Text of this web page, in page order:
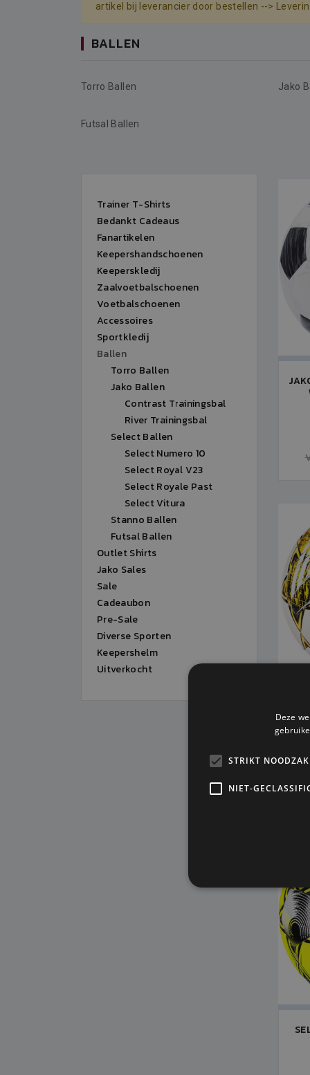
artikel bij leverancier door bestellen -->
BALLEN
Torro Ballen Jako
Futsal Ballen
Trainer T-Shirts
Bedankt Cadeaus
Fanartikelen
Keepershandschoenen
Keeperskledij
Zaalvoetbalschoenen
Voetbalschoenen
Accessoires
Sportkledij
Ballen
Torro Ballen
Jako Ballen
Contrast Trainingsbal
River Trainingsbal
Select Ballen
Select Numero 10
Select Royal V23
Select Royale Past
Select Vitura
Stanno Ballen
Futsal Ballen
Outlet Shirts
Jako Sales
Sale
Cadeaubon
Pre-Sale
Diverse Sporten
Keepershelm
Uitverkocht
Deze
STRIKT
NIET-